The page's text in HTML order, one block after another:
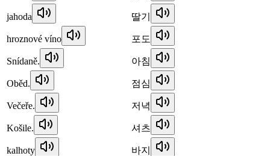
jahoda 딸기
hroznové víno 포도
Snídaně. 아침
Oběd. 점심
Večeře. 저녁
Košile. 셔츠
kalhoty 바지